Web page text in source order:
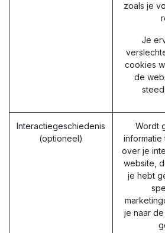
zoals je
Je
cookies
de
Interactiegeschiedenis
(optioneel)
Wordt
informatie
over je
website,
je hebt
je naar